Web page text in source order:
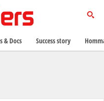
& Docs Success story